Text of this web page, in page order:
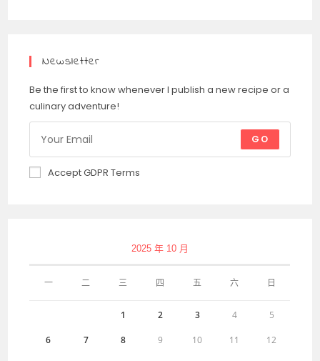
Newsletter
Be the first to know whenever I publish a new recipe or a
culinary adventure!
GO
Accept GDPR Terms
2025 年 10 月
一 二 三 四 五 六 日
1 2 3 4 5
6 7 8 9 10 11 12